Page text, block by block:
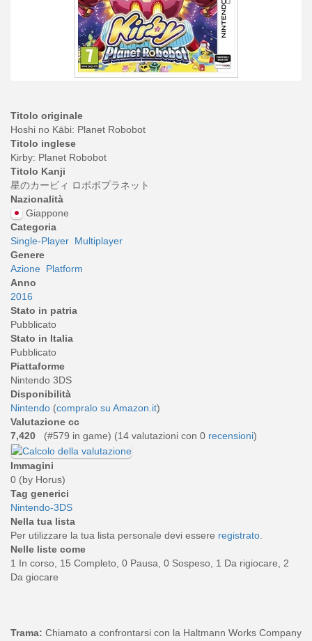
Titolo originale
Hoshi no Kābi: Planet Robobot
Titolo inglese
Kirby: Planet Robobot
Titolo Kanji
星のカービィ ロボボプラネット
Nazionalità
Giappone
Categoria
Single-Player Multiplayer
Genere
Azione Platform
Anno
2016
Stato in patria
Pubblicato
Stato in Italia
Pubblicato
Piattaforme
Nintendo 3DS
Disponibilità
Nintendo (compralo su Amazon.it)
Valutazione cc
7,420
(#579 in game) (14 valutazioni con 0 recensioni)
Immagini
0 (by Horus)
Tag generici
Nintendo-3DS
Nella tua lista
Per utilizzare la tua lista personale devi essere registrato
Nelle liste come
1 In corso, 15 Completo, 0 Pausa, 0 Sospeso, 1 Da rigiocare, 2
Da giocare
Trama: Chiamato a confrontarsi con la Haltmann Works Company